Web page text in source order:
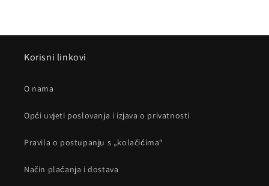
Korisni linkovi
O nama
Opći uvjeti poslovanja i izjava o privatnosti
Pravila o postupanju s „kolačićima“
Način plaćanja i dostava